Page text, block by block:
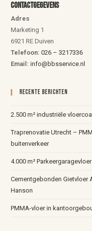
Contactgegevens
Adres
Marketing 1
6921 RE Duiven
Telefoon:026 – 3217336
Email: info@bbsservice.nl
Recente Berichten
2.500 m² industriële
Traprenovatie Utrecht –
buitenverkeer
4.000 m²
Cementgebonden Gietvloer
Hanson
PMMA-vloer in